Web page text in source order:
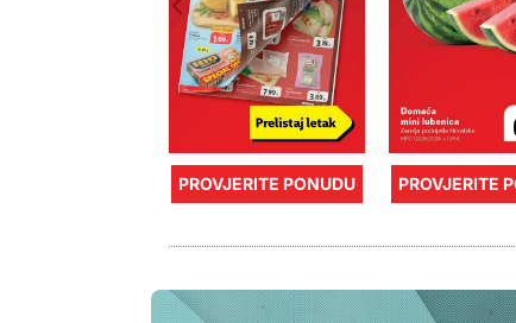
PROVJERITE PONUDU PROVJERITE